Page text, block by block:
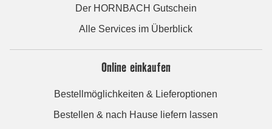
Der HORNBACH Gutschein
Alle Services im Überblick
Online einkaufen
Bestellmöglichkeiten & Lieferoptionen
Bestellen & nach Hause liefern lassen